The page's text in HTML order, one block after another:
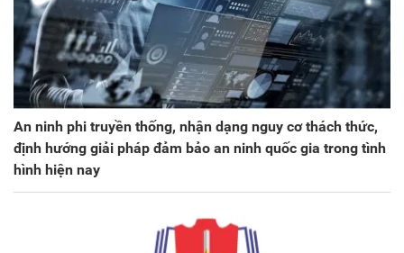
An ninh phi truyền thống, nhận dạng nguy cơ thách thức,
định hướng giải pháp đảm bảo an ninh quốc gia trong tình
hình hiện nay